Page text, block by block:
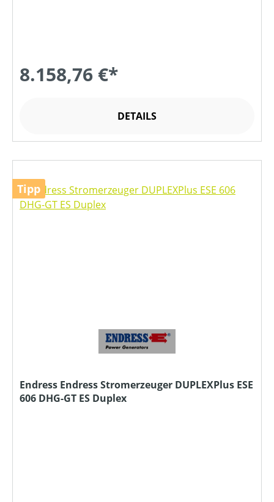
8.158,76 €*
DETAILS
Tipp
Endress Endress Stromerzeuger DUPLEXPlus ESE
606 DHG-GT ES Duplex